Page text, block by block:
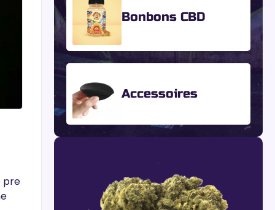
pre
Bonbons CBD
Accessoires